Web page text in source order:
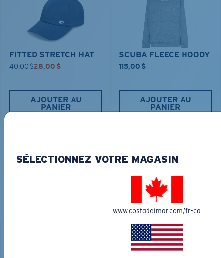
FITTED STRETCH HAT
40,00 $28,00 $
AJOUTER AU
PANIER
SCUBA FLEECE HOODY
115,00 $
AJOUTER AU
PANIER
COURONNEZ VOTRE AVENTURE
AVEC LES LUNETTES DE SOLEIL
PARFAITES
Découvrez des lunettes conçues pour chaque aventure
sur l’eau
SÉLECTIONNEZ VOTRE MAGASIN
www.costadelmar.com/fr-ca